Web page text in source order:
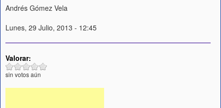
Andrés Gómez Vela
Lunes, 29 Julio, 2013 - 12:45
Valorar:
sin votos aún